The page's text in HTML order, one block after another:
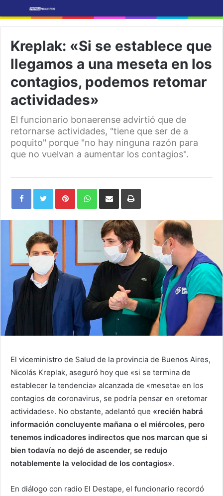
Kreplak: «Si se establece que
llegamos a una meseta en los
contagios, podemos retomar
actividades»
El funcionario bonaerense advirtió que de
retornarse actividades, "tiene que ser de a
poquito" porque "no hay ninguna razón para
que no vuelvan a aumentar los contagios".
PinterestWhatsAppShare
Email
Print
El viceministro de Salud de la provincia de Buenos Aires,
Nicolás Kreplak, aseguró hoy que «si se termina de
establecer la tendencia» alcanzada de «meseta» en los
contagios de coronavirus, se podría pensar en «retomar
actividades». No obstante, adelantó que «recién habrá
información concluyente mañana o el miércoles, pero
tenemos indicadores indirectos que nos marcan que si
bien todavía no dejó de ascender, se redujo
notablemente la velocidad de los contagios».
En diálogo con radio El Destape, el funcionario recordó